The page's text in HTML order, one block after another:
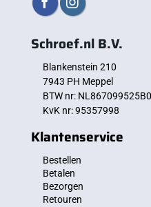
Schroef.nl B.V.
Blankenstein 210
7943 PH Meppel
BTW nr:
KvK nr: 95357998
Klantenservice
Bestellen
Betalen
Bezorgen
Retouren